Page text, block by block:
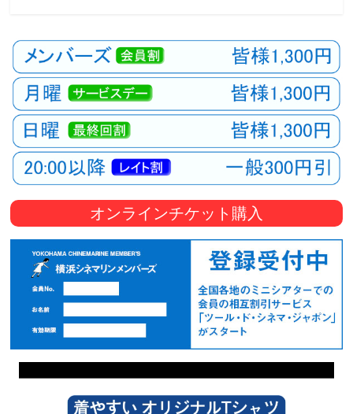
い
映
画
は
こ
の
街
で
オンラインチケット購入